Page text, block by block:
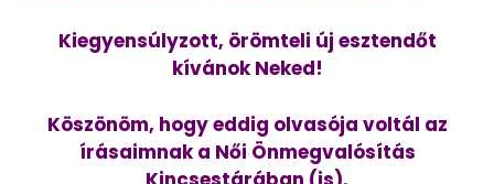
Kiegyensúlyzott, örömteli új esztendőt
kívánok Neked!
Köszönöm, hogy eddig olvasója voltál az
írásaimnak a Női Önmegvalósítás